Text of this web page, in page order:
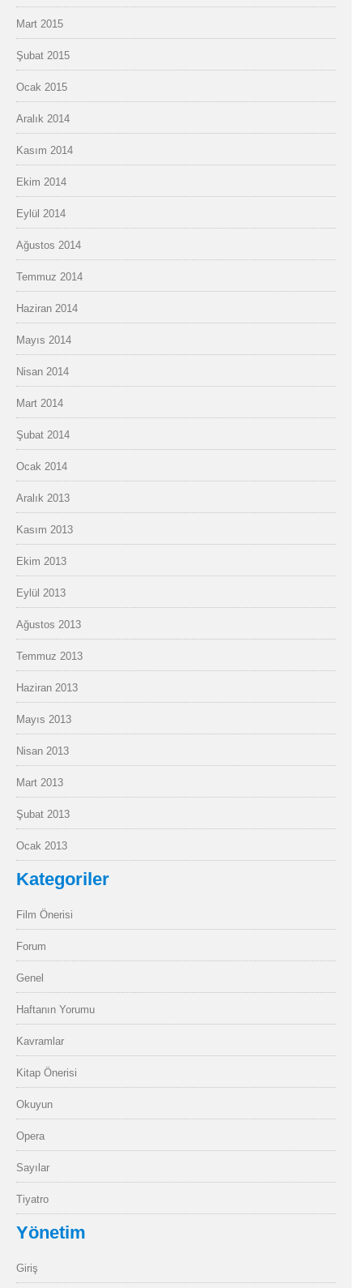
Mart 2015
Şubat 2015
Ocak 2015
Aralık 2014
Kasım 2014
Ekim 2014
Eylül 2014
Ağustos 2014
Temmuz 2014
Haziran 2014
Mayıs 2014
Nisan 2014
Mart 2014
Şubat 2014
Ocak 2014
Aralık 2013
Kasım 2013
Ekim 2013
Eylül 2013
Ağustos 2013
Temmuz 2013
Haziran 2013
Mayıs 2013
Nisan 2013
Mart 2013
Şubat 2013
Ocak 2013
Kategoriler
Film Önerisi
Forum
Genel
Haftanın Yorumu
Kavramlar
Kitap Önerisi
Okuyun
Opera
Sayılar
Tiyatro
Yönetim
Giriş